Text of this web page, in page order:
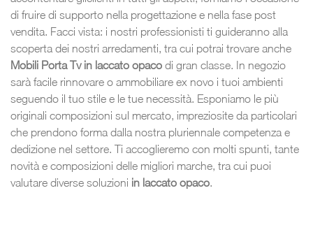
di fruire di supporto nella progettazione e nella fase post
vendita. Facci vista: i nostri professionisti ti guideranno alla
scoperta dei nostri arredamenti, tra cui potrai trovare anche
Mobili Porta Tv in laccato opaco di gran classe. In negozio
sarà facile rinnovare o ammobiliare ex novo i tuoi ambienti
seguendo il tuo stile e le tue necessità. Esponiamo le più
originali composizioni sul mercato, impreziosite da particolari
che prendono forma dalla nostra pluriennale competenza e
dedizione nel settore. Ti accoglieremo con molti spunti, tante
novità e composizioni delle migliori marche, tra cui puoi
valutare diverse soluzioni in laccato opaco.